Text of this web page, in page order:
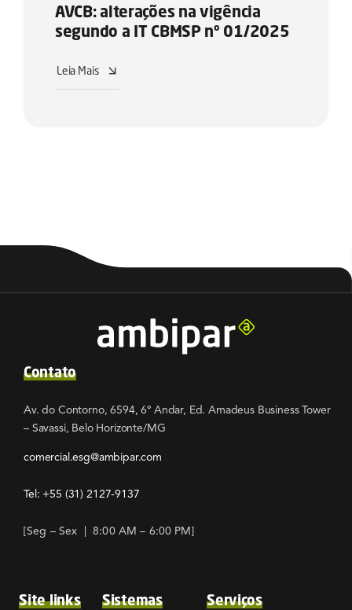
AVCB: alterações na vigência
segundo a IT CBMSP nº 01/2025
Leia Mais
Contato
Av. do Contorno, 6594, 6º Andar, Ed. Amadeus Business Tower
– Savassi, Belo Horizonte/MG
comercial.esg@ambipar.com
Tel: +55 (31) 2127-9137
[Seg – Sex | 8:00 AM – 6:00 PM]
Site links Sistemas Serviços